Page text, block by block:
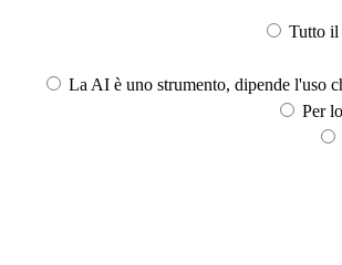
Tutto il
La AI è uno strumento, dipende l'uso
Per